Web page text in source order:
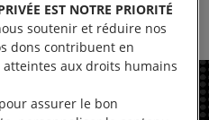
EST NOTRE PRIORITÉ
soutenir et réduire nos
dons contribuent en
aux droits humains
assurer le bon